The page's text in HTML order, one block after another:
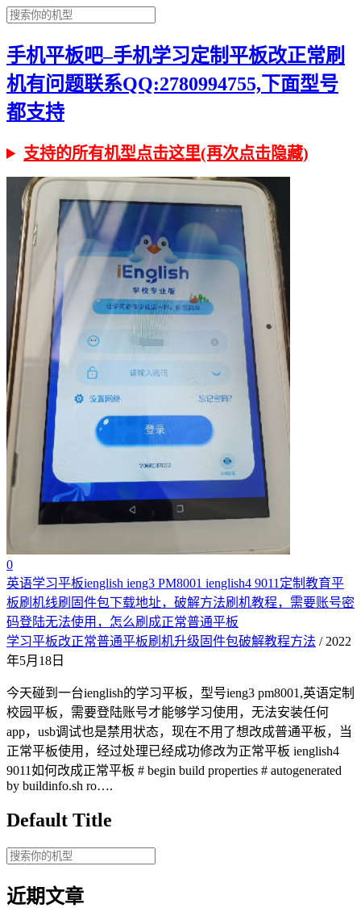
手机平板吧–手机学习定制平板改正常刷
机有问题联系QQ:2780994755,下面型号
都支持
支持的所有机型点击这里(再次点击隐藏)
0
英语学习平板ienglish ieng3 PM8001 ienglish4 9011定制教育平
板刷机线刷固件包下载地址，破解方法刷机教程，需要账号密
码登陆无法使用，怎么刷成正常普通平板
学习平板改正常普通平板刷机升级固件包破解教程方法 / 2022
年5月18日
今天碰到一台ienglish的学习平板，型号ieng3 pm8001,英语定制
校园平板，需要登陆账号才能够学习使用，无法安装任何
app，usb调试也是禁用状态，现在不用了想改成普通平板，当
正常平板使用，经过处理已经成功修改为正常平板 ienglish4
9011如何改成正常平板 # begin build properties # autogenerated
by buildinfo.sh ro….
Default Title
近期文章